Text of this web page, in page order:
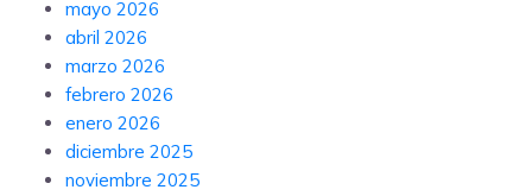
mayo 2026
abril 2026
marzo 2026
febrero 2026
enero 2026
diciembre 2025
noviembre 2025